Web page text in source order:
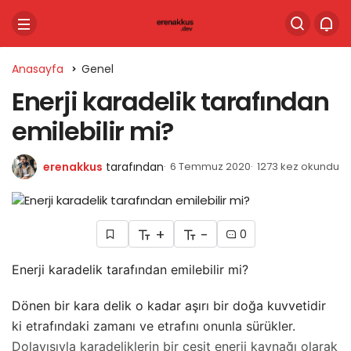
Anasayfa Genel
Enerji karadelik tarafından
emilebilir mi?
erenakkus tarafından 6 Temmuz 2020 1273 kez okundu
+ - 0
Enerji karadelik tarafından emilebilir mi?
Dönen bir kara delik o kadar aşırı bir doğa kuvvetidir
ki etrafındaki zamanı ve etrafını onunla sürükler.
Dolayısıyla karadeliklerin bir çeşit enerji kaynağı olarak